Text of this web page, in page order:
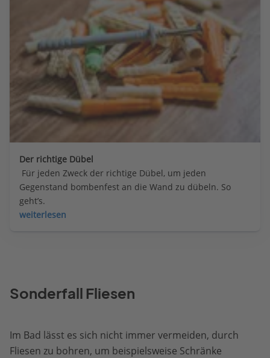
Der richtige Dübel
Für jeden Zweck der richtige Dübel, um jeden
Gegenstand bombenfest an die Wand zu dübeln. So
geht’s.
weiterlesen
Sonderfall Fliesen
Im Bad lässt es sich nicht immer vermeiden, durch
Fliesen zu bohren, um beispielsweise Schränke